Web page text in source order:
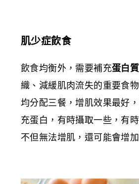
肌少症飲食
飲食均衡外，需要補充蛋白質
織、減緩肌肉流失的重要食
均分配三餐，增肌效果最好
充蛋白，有時攝取一些，有
不但無法增肌，還可能會增加